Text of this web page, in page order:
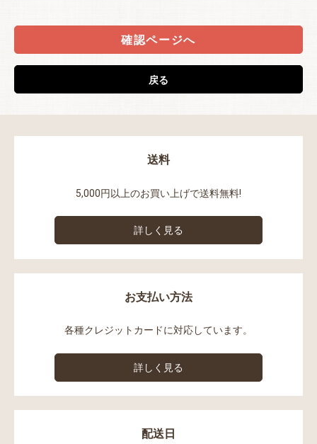
確認ページへ
戻る
送料
5,000円以上のお買い上げで送料無料!
詳しく見る
お支払い方法
各種クレジットカードに対応しています。
詳しく見る
配送日